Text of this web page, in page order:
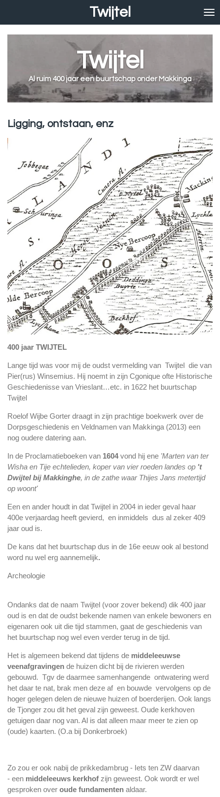
Twijtel
Twijtel
Al ruim 400 jaar een buurtschap onder Makkinga
Ligging, ontstaan, enz
400 jaar TWIJTEL
Lange tijd was voor mij de oudst vermelding van Twijtel die van
Pier(rus) Winsemius. Hij noemt in zijn Cgonique ofte Historische
Geschiedenisse van Vrieslant…etc. in 1622 het buurtschap
Twijtel
Roelof Wijbe Gorter draagt in zijn prachtige boekwerk over de
Dorpsgeschiedenis en Veldnamen van Makkinga (2013) een
nog oudere datering aan.
In de Proclamatieboeken van 1604vond hij ene 'Marten van ter
Wisha en Tije echtelieden, koper van vier roeden landes op 't
Dwijtel bij Makkinghe, in de zathe waar Thijes Jans metertijd
op woont'
Een en ander houdt in dat Twijtel in 2004 in ieder geval haar
400e verjaardag heeft gevierd, en inmiddels dus al zeker 409
jaar oud is.
De kans dat het buurtschap dus in de 16e eeuw ook al bestond
word nu wel erg aannemelijk.
Archeologie
Ondanks dat de naam Twijtel (voor zover bekend) dik 400 jaar
oud is en dat de oudst bekende namen van enkele bewoners en
eigenaren ook uit die tijd stammen, gaat de geschiedenis van
het buurtschap nog wel even verder terug in de tijd.
Het is algemeen bekend dat tijdens de middeleeuwse
veenafgravingen de huizen dicht bij de rivieren werden
gebouwd. Tgv de daarmee samenhangende ontwatering werd
het daar te nat, brak men deze af en bouwde vervolgens op de
hoger gelegen delen de nieuwe huizen of boerderijen. Ook langs
de Tjonger zou dit het geval zijn geweest. Oude kerkhoven
getuigen daar nog van. Al is dat alleen maar meer te zien op
(oude) kaarten. (O.a bij Donkerbroek)
Zo zou er ook nabij de prikkedambrug - Iets ten ZW daarvan
- een middeleeuws kerkhof zijn geweest. Ook wordt er wel
gesproken over oude fundamenten aldaar.